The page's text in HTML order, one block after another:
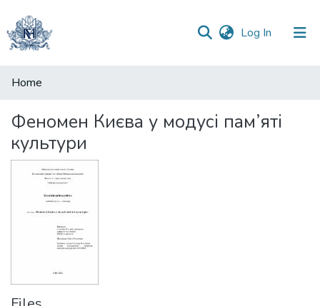
Log In (current)
Communities
Collections
All of DSpace
Statistics
Home
Феномен Києва у модусі пам’яті
культури